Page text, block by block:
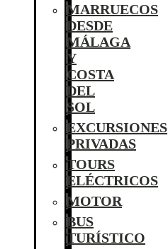
MARRUECOS
DESDE
MÁLAGA
Y
COSTA
DEL
SOL
EXCURSIONES
PRIVADAS
TOURS
ELÉCTRICOS
MOTOR
BUS
TURÍSTICO